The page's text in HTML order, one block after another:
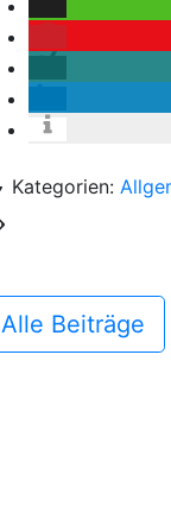
Kategorien:
Alle Beiträge